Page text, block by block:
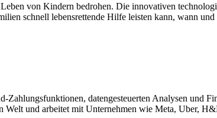
von Kindern bedrohen. Die innovativen
schnell lebensrettende Hilfe leisten kann, wann
datengesteuerten Analysen und
Welt und arbeitet mit Unternehmen wie Meta, Uber,